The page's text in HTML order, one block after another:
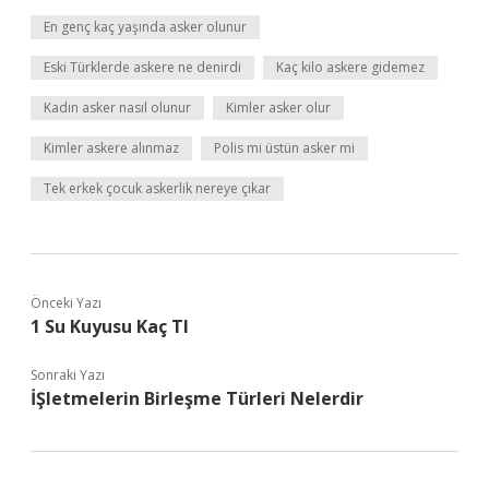
En genç kaç yaşında asker olunur
Eski Türklerde askere ne denirdi Kaç kilo askere gidemez
Kadın asker nasıl olunur Kimler asker olur
Kimler askere alınmaz Polis mi üstün asker mi
Tek erkek çocuk askerlik nereye çıkar
Önceki Yazı
1 Su Kuyusu Kaç Tl
Sonraki Yazı
İŞletmelerin Birleşme Türleri Nelerdir